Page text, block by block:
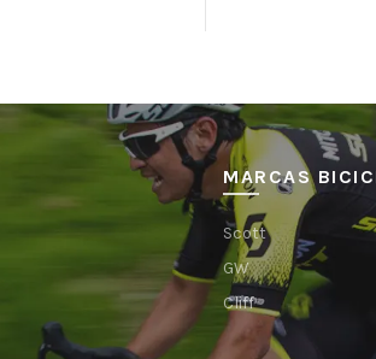
MARCAS
Scott
GW
Cliff